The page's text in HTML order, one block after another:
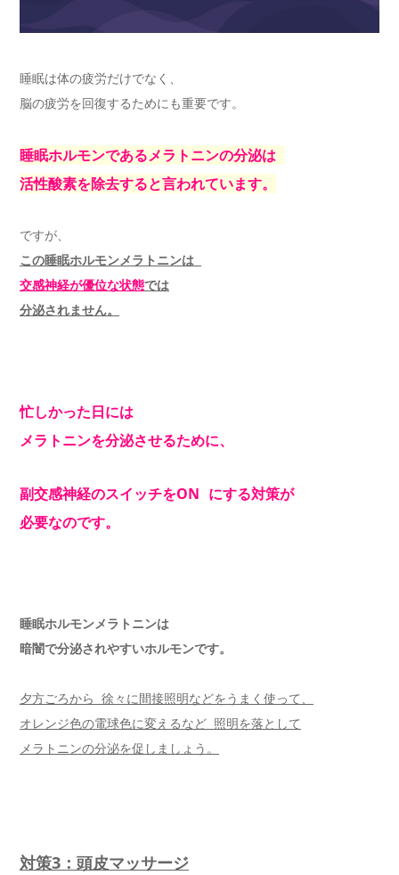
睡眠は体の疲労だけでなく、
脳の疲労を回復するためにも重要です。
睡眠ホルモンであるメラトニンの分泌は
活性酸素を除去すると言われています。
ですが、
この睡眠ホルモンメラトニンは
交感神経が優位な状態では
分泌されません。
忙しかった日には
メラトニンを分泌させるために、
副交感神経のスイッチをON にする対策が
必要なのです。
睡眠ホルモンメラトニンは
暗闇で分泌されやすいホルモンです。
夕方ごろから 徐々に間接照明などをうまく使って、
オレンジ色の電球色に変えるなど 照明を落として
メラトニンの分泌を促しましょう。
対策3：頭皮マッサージ